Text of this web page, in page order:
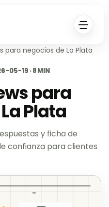
para negocios de La Plata
05-19 · 8 MIN
para
Plata
y ficha de
confianza para clientes